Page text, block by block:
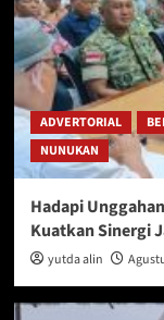
ADVERTORIAL
NUNUKAN
Hadapi
Kuatkan Sinergi
yutda alin